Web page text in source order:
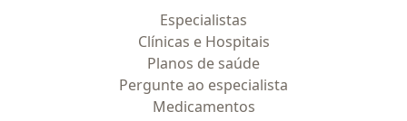
Especialistas
Clínicas e Hospitais
Planos de saúde
Pergunte ao especialista
Medicamentos